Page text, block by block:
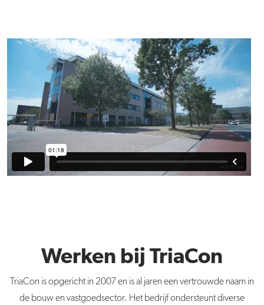
Werken bij TriaCon
TriaCon is opgericht in 2007 en is al jaren een vertrouwde naam in
de bouw en vastgoedsector. Het bedrijf ondersteunt diverse